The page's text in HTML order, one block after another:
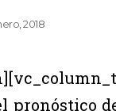
2018
pronóstico